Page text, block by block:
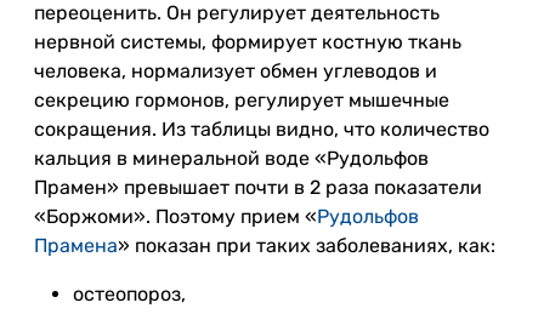
переоценить. Он регулирует деятельность
нервной системы, формирует костную ткань
человека, нормализует обмен углеводов и
секрецию гормонов, регулирует мышечные
сокращения. Из таблицы видно, что количество
кальция в минеральной воде «Рудольфов
Прамен» превышает почти в 2 раза показатели
«Боржоми». Поэтому прием «Рудольфов
Прамена» показан при таких заболеваниях, как:
остеопороз,